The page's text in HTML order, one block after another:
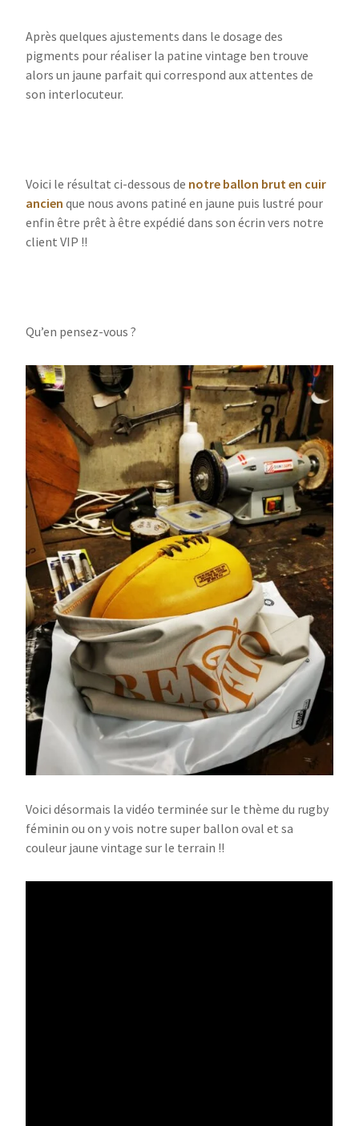
Après quelques ajustements dans le dosage des
pigments pour réaliser la patine vintage ben trouve
alors un jaune parfait qui correspond aux attentes de
son interlocuteur.
Voici le résultat ci-dessous de notre ballon brut en cuir
ancien que nous avons patiné en jaune puis lustré pour
enfin être prêt à être expédié dans son écrin vers notre
client VIP !!
Qu’en pensez-vous ?
Voici désormais la vidéo terminée sur le thème du rugby
féminin ou on y vois notre super ballon oval et sa
couleur jaune vintage sur le terrain !!